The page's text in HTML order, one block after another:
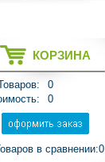
КОРЗИНА
0
0
в сравнении:0